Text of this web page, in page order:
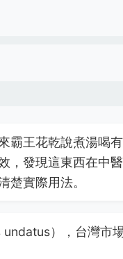
霸王花乾說煮湯喝
，發現這東西在中
楚實際用法。
），台灣市